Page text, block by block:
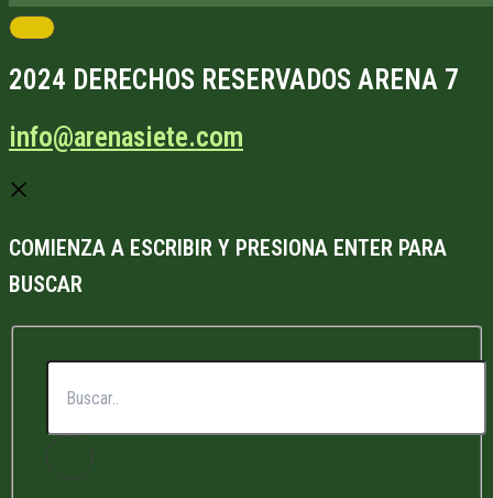
2024 DERECHOS RESERVADOS ARENA 7
info@arenasiete.com
COMIENZA A ESCRIBIR Y PRESIONA ENTER PARA
BUSCAR